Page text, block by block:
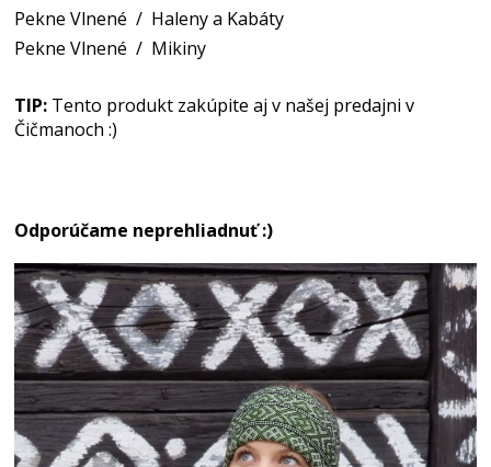
Pekne Vlnené / Haleny a Kabáty
Pekne Vlnené / Mikiny
TIP: Tento produkt zakúpite aj v našej predajni v
Čičmanoch :)
Odporúčame neprehliadnuť :)